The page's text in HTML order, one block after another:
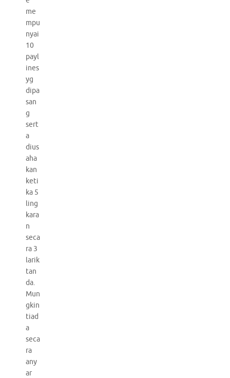
me
mpu
nyai
10
payl
ines
yg
dipa
san
g
sert
a
dius
aha
kan
keti
ka 5
ling
kara
n
seca
ra 3
larik
tan
da.
Mun
gkin
tiad
a
seca
ra
any
ar